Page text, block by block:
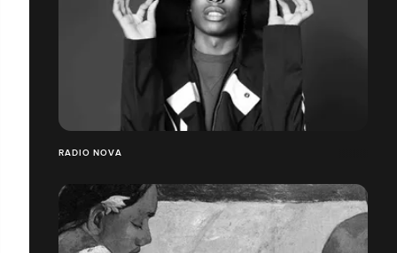
RADIO NOVA